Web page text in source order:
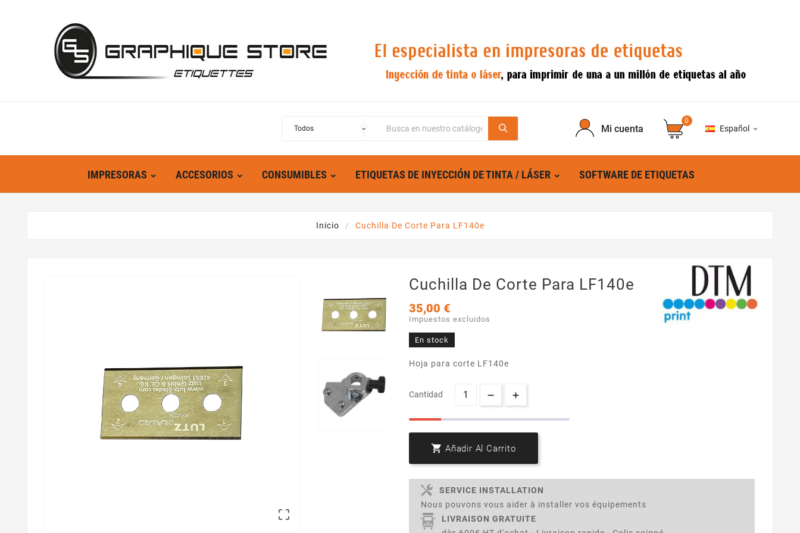
Mi cuenta
0
Español 
IMPRESORAS ACCESORIOS CONSUMIBLES ETIQUETAS DE INYECCIÓN DE TINTA / LÁSER SOFTWARE DE ETIQUETAS
Inicio Cuchilla De Corte Para LF140e

Cuchilla De Corte Para LF140e
35,00 €
Impuestos excluidos
En stock
Hoja para corte LF140e
Cantidad
 Añadir Al Carrito
SERVICE INSTALLATION
Nous pouvons vous aider à installer vos équipements
LIVRAISON GRATUITE